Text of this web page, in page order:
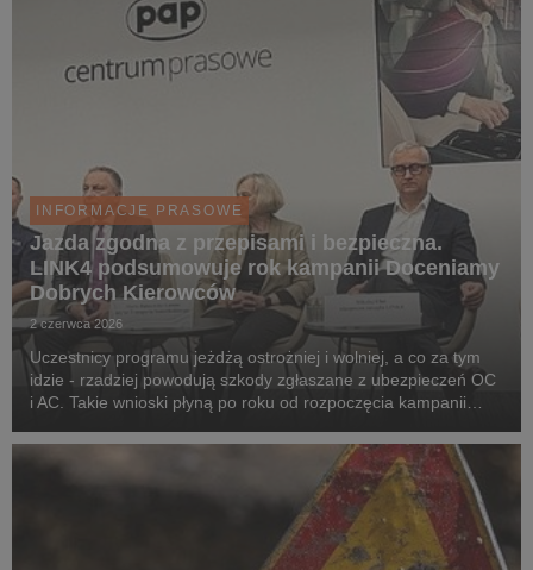
INFORMACJE PRASOWE
Jazda zgodna z przepisami i bezpieczna.
LINK4 podsumowuje rok kampanii Doceniamy
Dobrych Kierowców
2 czerwca 2026
Uczestnicy programu jeżdżą ostrożniej i wolniej, a co za tym
idzie - rzadziej powodują szkody zgłaszane z ubezpieczeń OC
i AC. Takie wnioski płyną po roku od rozpoczęcia kampanii
rozważne zachowanie kierowców i prze...